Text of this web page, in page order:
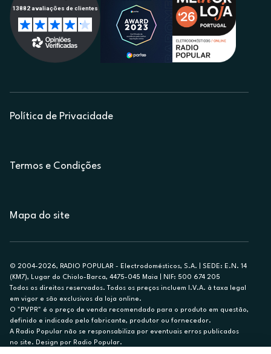
Política de Privacidade
Termos e Condições
Mapa do site
© 2004-2026, RADIO POPULAR - Electrodomésticos, S.A. | SEDE: E.N. 14
(KM7), Lugar do Chiolo-Barca, 4475-045 Maia | NIF: 500 674 205
Todos os direitos reservados. Todos os preços incluem I.V.A. à taxa legal
em vigor e são exclusivos da loja online.
O "PVPR" é o preço de venda recomendado para o produto em questão,
definido e indicado pelo fabricante, produtor ou fornecedor.
A Radio Popular não se responsabiliza por eventuais erros publicados
no site. Design por Radio Popular.